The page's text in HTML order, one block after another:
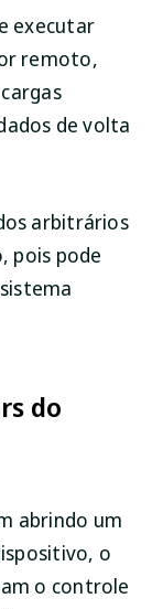
executar
remoto,
de volta
arbitrários
pois pode
do
abrindo um
o
o controle